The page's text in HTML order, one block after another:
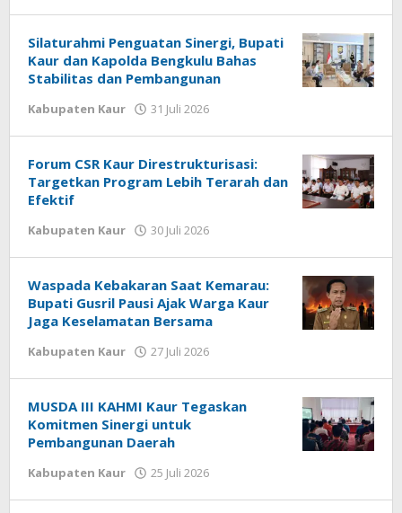
redaksi
Silaturahmi Penguatan Sinergi, Bupati
Kaur dan Kapolda Bengkulu Bahas
Stabilitas dan Pembangunan
Kabupaten Kaur 31 Juli 2026
Forum CSR Kaur Direstrukturisasi:
Targetkan Program Lebih Terarah dan
Efektif
Kabupaten Kaur 30 Juli 2026
Waspada Kebakaran Saat Kemarau:
Bupati Gusril Pausi Ajak Warga Kaur
Jaga Keselamatan Bersama
Kabupaten Kaur 27 Juli 2026
MUSDA III KAHMI Kaur Tegaskan
Komitmen Sinergi untuk
Pembangunan Daerah
Kabupaten Kaur 25 Juli 2026